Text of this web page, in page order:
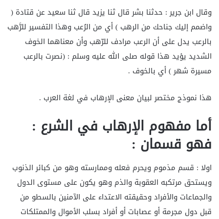
وقال ابن جرير : حدثنا بشر قال ثنا يزيد قال ثنا سعيد عن قتادة (
واضمم إليك جناحك من الرهب ) أي من الرُعب وهذا التفسير للرَّهب
بالرعب يدل على أن الرعب مرادف للرّهب وأن معناهما الخوف
الشديد يؤيد هذا قوله صلى الله عليه وسلم : (نصرت بالرعب
مسيرة شهر ) أي بالخوف .
هذا نموذج مختصر لبيان معنى الإرهاب في لغة العرب .
أما مفهوم الإرهاب في الشرع :
فهو قسمان :
اولا : قسم مذموم ويحرم فعله وممارسته وهو من كبائر الذنوب
ويستحق مرتكبه العقوبة والذم وهو يكون على مستوى الدول
والجماعات والأفراد وحقيقته الاعتداء على الآمنين بالسطو من
قبل دول مجرمة أو عصابات أو أفراد بسلب الأموال والممتلكات